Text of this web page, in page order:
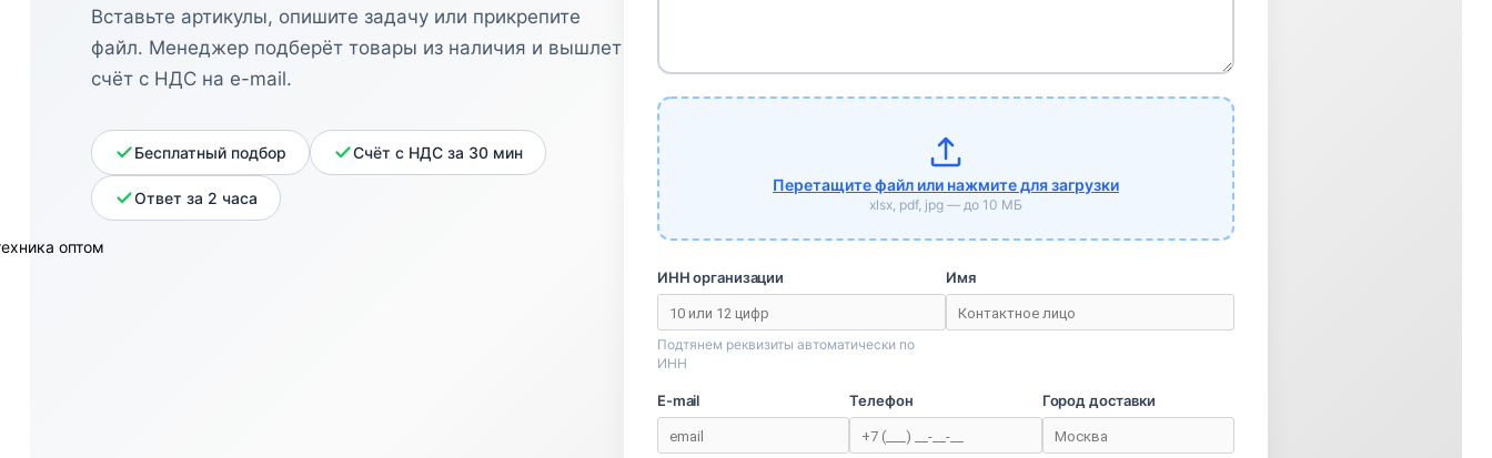
Вставьте артикулы, опишите задачу или прикрепите
файл. Менеджер подберёт товары из наличия и вышлет
счёт с НДС на e-mail.
Бесплатный подбор Счёт с НДС за 30 мин
Ответ за 2 часа
Перетащите файл или нажмите для загрузки
xlsx, pdf, jpg — до 10 МБ
ИНН организации
Подтянем реквизиты автоматически по
ИНН
Имя
E-mail Телефон Город доставки